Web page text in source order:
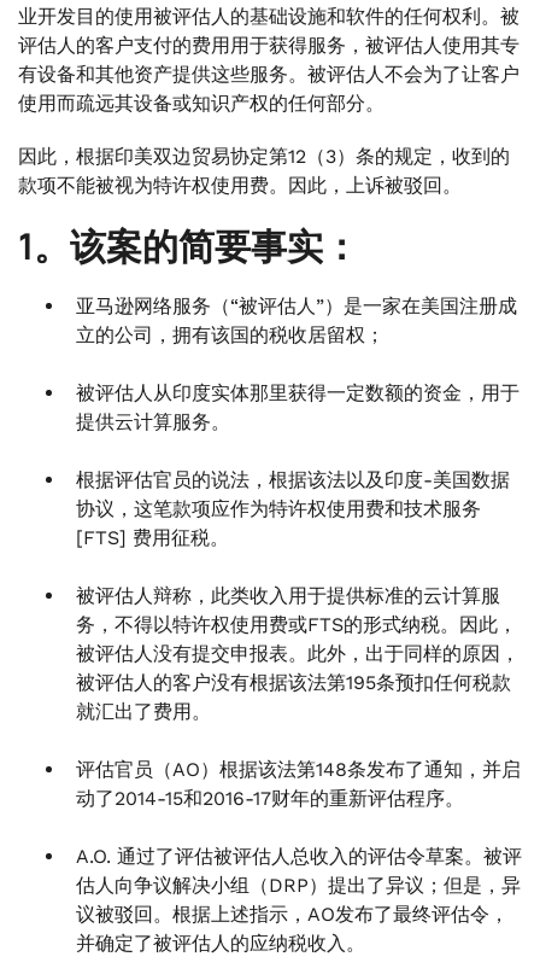
业开发目的使用被评估人的基础设施和软件的任何权利。被
评估人的客户支付的费用用于获得服务，被评估人使用其专
有设备和其他资产提供这些服务。被评估人不会为了让客户
使用而疏远其设备或知识产权的任何部分。
因此，根据印美双边贸易协定第12（3）条的规定，收到的
款项不能被视为特许权使用费。因此，上诉被驳回。
1。该案的简要事实：
亚马逊网络服务（“被评估人”）是一家在美国注册成
立的公司，拥有该国的税收居留权；
被评估人从印度实体那里获得一定数额的资金，用于
提供云计算服务。
根据评估官员的说法，根据该法以及印度-美国数据
协议，这笔款项应作为特许权使用费和技术服务
[FTS] 费用征税。
被评估人辩称，此类收入用于提供标准的云计算服
务，不得以特许权使用费或FTS的形式纳税。因此，
被评估人没有提交申报表。此外，出于同样的原因，
被评估人的客户没有根据该法第195条预扣任何税款
就汇出了费用。
评估官员（AO）根据该法第148条发布了通知，并启
动了2014-15和2016-17财年的重新评估程序。
A.O. 通过了评估被评估人总收入的评估令草案。被评
估人向争议解决小组（DRP）提出了异议；但是，异
议被驳回。根据上述指示，AO发布了最终评估令，
并确定了被评估人的应纳税收入。